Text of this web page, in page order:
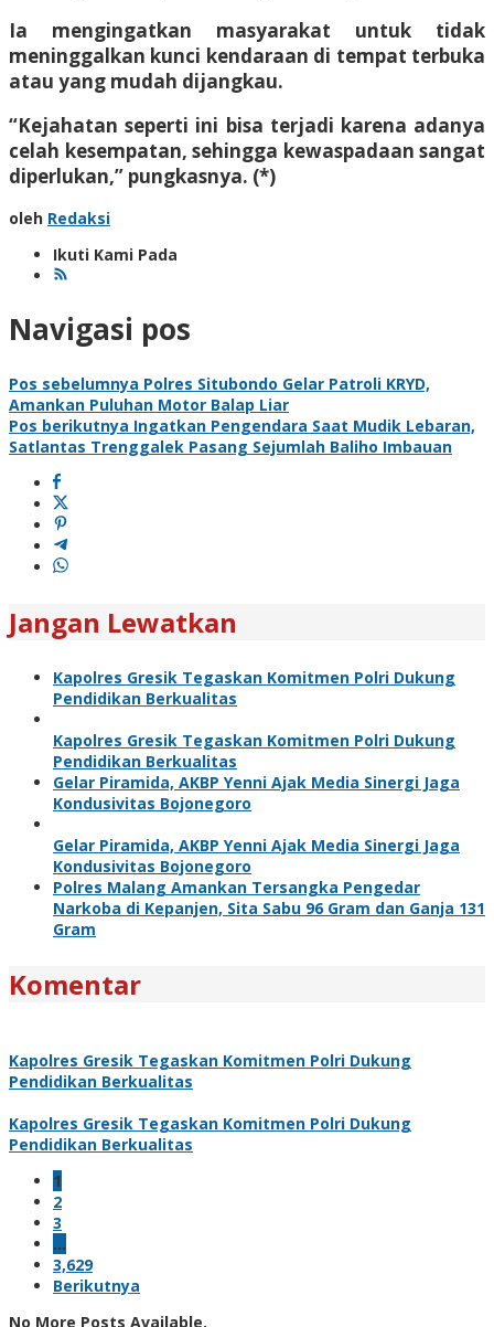
Ia mengingatkan masyarakat untuk tidak
meninggalkan kunci kendaraan di tempat terbuka
atau yang mudah dijangkau.
“Kejahatan seperti ini bisa terjadi karena adanya
celah kesempatan, sehingga kewaspadaan sangat
diperlukan,” pungkasnya. (*)
oleh Redaksi
Ikuti Kami Pada
Navigasi pos
Pos sebelumnya Polres Situbondo Gelar Patroli KRYD,
Amankan Puluhan Motor Balap Liar
Pos berikutnya Ingatkan Pengendara Saat Mudik Lebaran,
Satlantas Trenggalek Pasang Sejumlah Baliho Imbauan
Jangan Lewatkan
Kapolres Gresik Tegaskan Komitmen Polri Dukung
Pendidikan Berkualitas
Kapolres Gresik Tegaskan Komitmen Polri Dukung
Pendidikan Berkualitas
Gelar Piramida, AKBP Yenni Ajak Media Sinergi Jaga
Kondusivitas Bojonegoro
Gelar Piramida, AKBP Yenni Ajak Media Sinergi Jaga
Kondusivitas Bojonegoro
Polres Malang Amankan Tersangka Pengedar
Narkoba di Kepanjen, Sita Sabu 96 Gram dan Ganja 131
Gram
Komentar
Kapolres Gresik Tegaskan Komitmen Polri Dukung
Pendidikan Berkualitas
Kapolres Gresik Tegaskan Komitmen Polri Dukung
Pendidikan Berkualitas
1
2
3
…
3,629
Berikutnya
No More Posts Available.